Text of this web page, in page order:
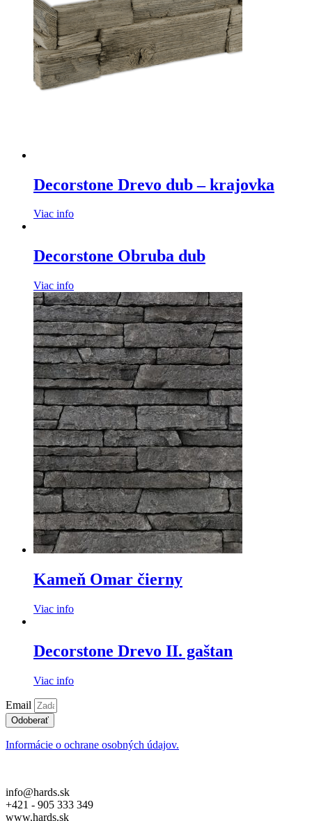
Decorstone Drevo dub – krajovka
Viac info
Decorstone Obruba dub
Viac info
Kameň Omar čierny
Viac info
Decorstone Drevo II. gaštan
Viac info
Email
Odoberať
Informácie o ochrane osobných údajov.
info@hards.sk
+421 - 905 333 349
www.hards.sk